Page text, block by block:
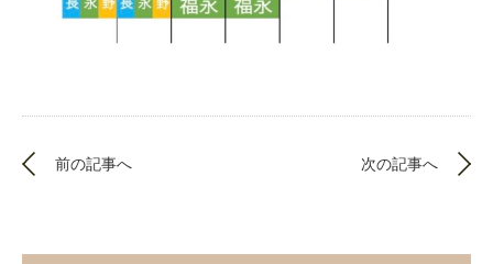
前の記事へ 次の記事へ